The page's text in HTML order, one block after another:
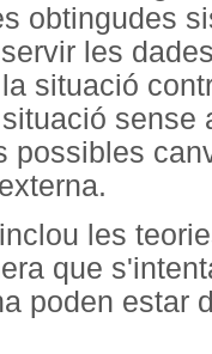
obtingudes
les
situació
sense
possibles
les
que
poden estar